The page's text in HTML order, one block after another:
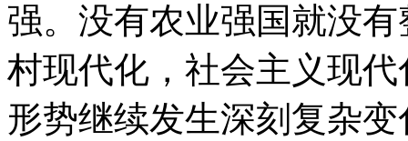
强。没有农业强国就没
村现代化，社会主义现
形势继续发生深刻复杂